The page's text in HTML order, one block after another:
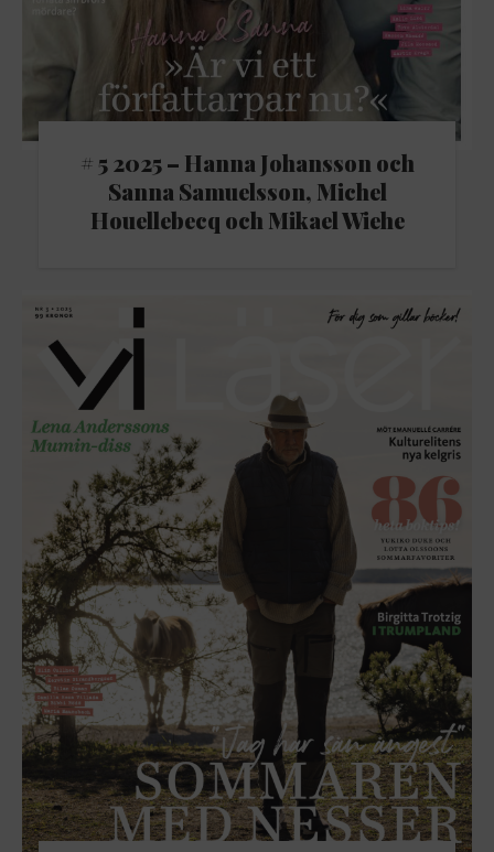
# 5 2025 – Hanna Johansson och
Sanna Samuelsson, Michel
Houellebecq och Mikael Wiehe